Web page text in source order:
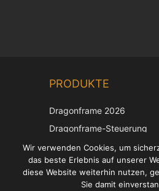
PRODUKTE
Dragonframe 2026
Dragonframe-Steuerung
DDMX-512
DMC-32
EOS LV-Korrekturkappe
Wir verwenden Cookies, um
das beste Erlebnis auf unserer
diese Website weiterhin nutzen,
Sie damit